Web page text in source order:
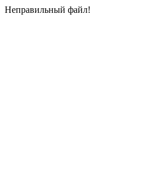
Неправильный файл!